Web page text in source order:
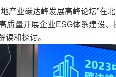
业碳达峰发展高峰论坛”在
质量开展企业ESG体系建设
读和探讨。